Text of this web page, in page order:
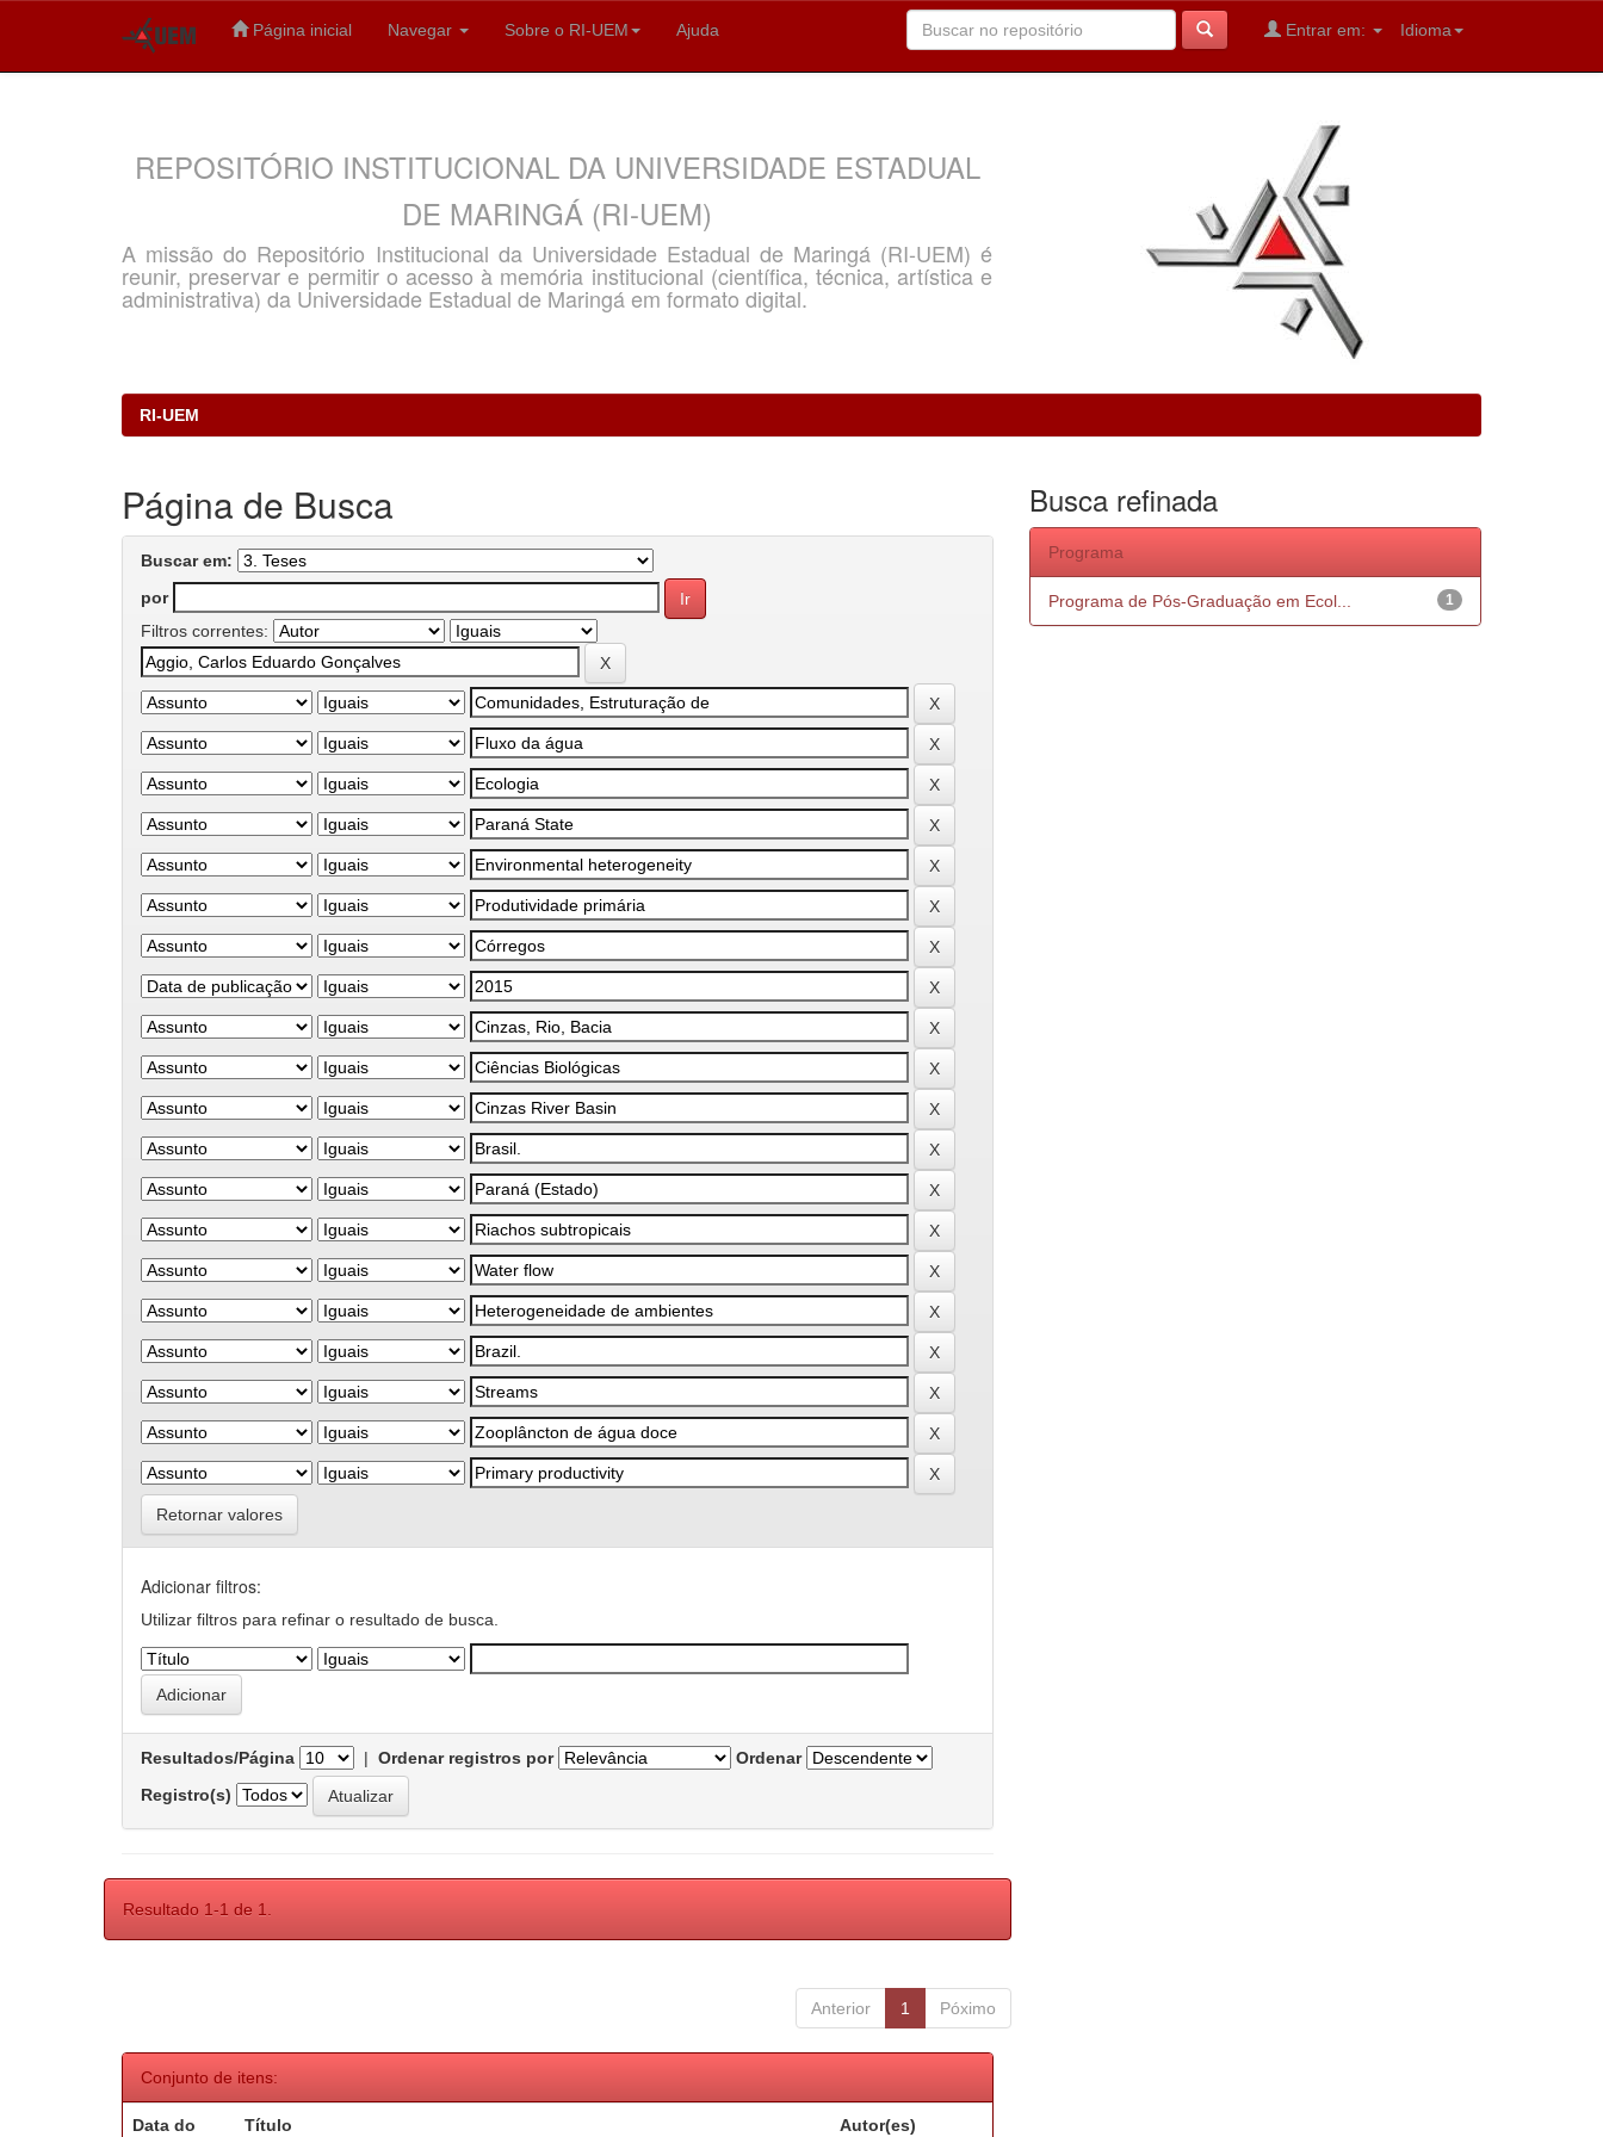
Página inicial Navegar Sobre o RI-UEM Ajuda Idioma
Entrar em:
REPOSITÓRIO INSTITUCIONAL DA UNIVERSIDADE ESTADUAL
DE MARINGÁ (RI-UEM)
A missão do Repositório Institucional da Universidade Estadual de Maringá (RI-UEM) é
reunir, preservar e permitir o acesso à memória institucional (científica, técnica, artística e
administrativa) da Universidade Estadual de Maringá em formato digital.
RI-UEM
Página de Busca
Buscar em:
por
Filtros correntes:
Retornar valores
Adicionar filtros:
Utilizar filtros para refinar o resultado de busca.
Resultados/Página | Ordenar registros por
Ordenar
Registro(s)
Resultado 1-1 de 1.
Anterior 1 Póximo
Conjunto de itens:
Data do Título Autor(es)
Busca refinada
Programa
1
Programa de Pós-Graduação em Ecol...